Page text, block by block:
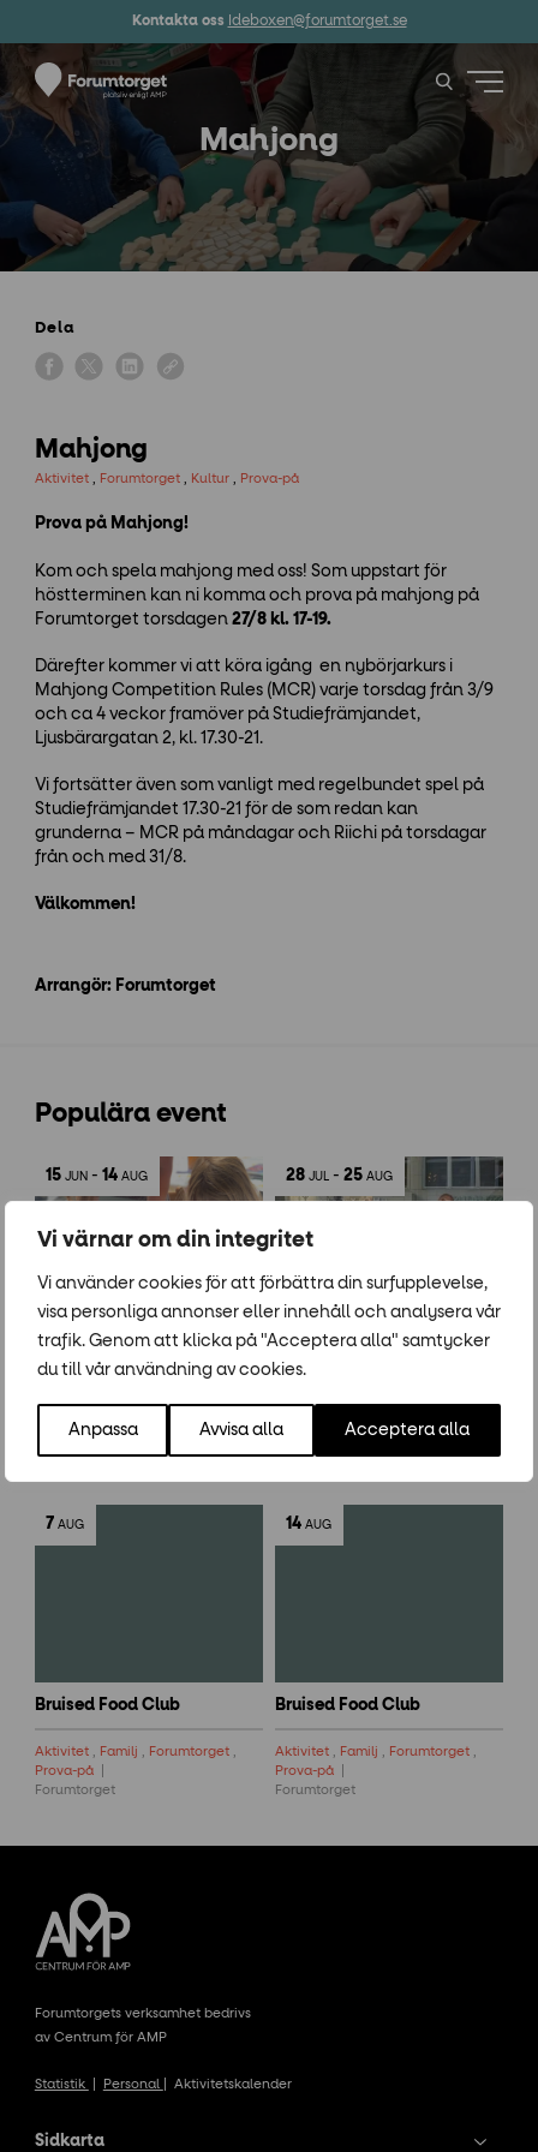
Vi värnar om din integritet
Vi använder cookies för att förbättra din surfupplevelse,
visa personliga annonser eller innehåll och analysera vår
trafik. Genom att klicka på "Acceptera alla" samtycker
du till vår användning av cookies.
Anpassa Avvisa alla Acceptera alla
Kontakta oss Ideboxen@forumtorget.se
Mahjong
Dela
Mahjong
Aktivitet Forumtorget Kultur Prova-på
Prova på Mahjong!
Kom och spela mahjong med oss! Som uppstart för
höstterminen kan ni komma och prova på mahjong på
Forumtorget torsdagen 27/8 kl. 17-19.
Därefter kommer vi att köra igång en nybörjarkurs i
Mahjong Competition Rules (MCR) varje torsdag från 3/9
och ca 4 veckor framöver på Studiefrämjandet,
Ljusbärargatan 2, kl. 17.30-21.
Vi fortsätter även som vanligt med regelbundet spel på
Studiefrämjandet 17.30-21 för de som redan kan
grunderna – MCR på måndagar och Riichi på torsdagar
från och med 31/8.
Välkommen!
Arrangör: Forumtorget
Populära event
15 JUN -14 AUG
Aktivering,Aktivitet,Barn,Familj,
Forumtorget
Musik
Forumtorget
28 JUL -25 AUG
Aktivitet,Dans,Forumtorget,
Träning
Klockan 18:00-19:00
7 AUG
Bruised Food Club
Aktivitet Familj Forumtorget
Prova-på
Forumtorget
14 AUG
Bruised Food Club
Aktivitet Familj Forumtorget
Prova-på
Forumtorget
Forumtorgets verksamhet bedrivs
av Centrum för AMP
Statistik Personal Aktivitetskalender
Sidkarta